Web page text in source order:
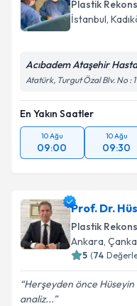
Plastik
İstanbul,
Acıbadem Ataşehir
Atatürk, Turgut Özal Blv. No :
En Yakın Saatler
10 Ağu
09:00
10 Ağu
09:30
Prof. Dr.
Plastik
Ankara,
5 (74
Herşeyden önce Hüseyin
analiz...